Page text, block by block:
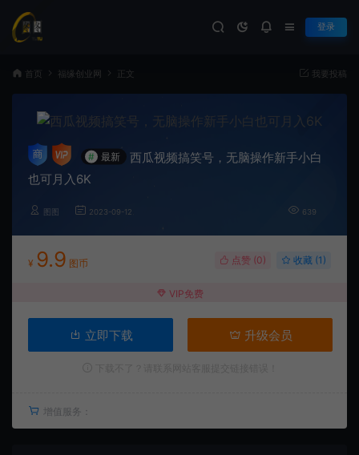
登录
首页 福缘创业网 正文 我要投稿
# 最新
西瓜视频搞笑号，无脑操作新手小白
也可月入6K
图图 2023-09-12 639
¥ 9.9 图币 点赞 (0) 收藏 (1)
VIP免费
立即下载 升级会员
增值服务：